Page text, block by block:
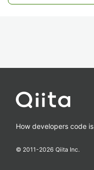
How developers code
© 2011-2026 Qiita Inc.